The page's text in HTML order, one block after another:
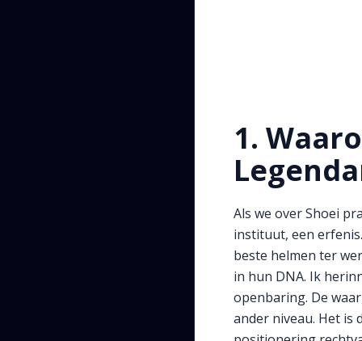
1.
Als we over Shoei
instituut, een
beste helmen ter
in hun DNA. Ik
openbaring. De
ander niveau. Het is